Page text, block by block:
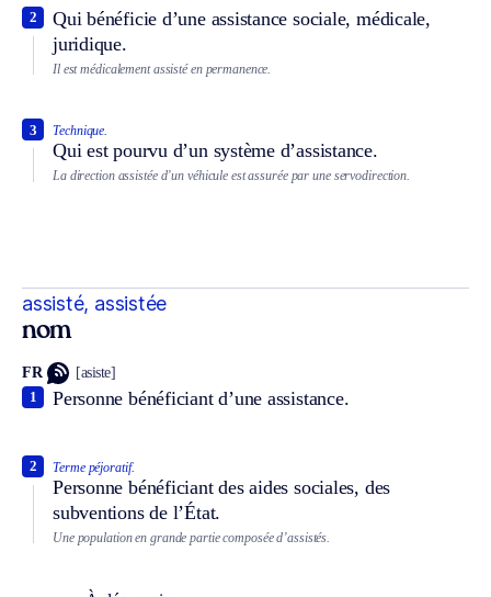
Qui bénéficie d’une assistance sociale, médicale,
juridique.
2
Il est médicalement assisté en permanence.
Technique.
Qui est pourvu d’un système d’assistance.
3
La direction assistée d’un véhicule est assurée par une servodirection.
assisté, assistée
nom
FR [asiste]
Personne bénéficiant d’une assistance.
1
Terme péjoratif.
Personne bénéficiant des aides sociales, des
subventions de l’État.
2
Une population en grande partie composée d’assistés.